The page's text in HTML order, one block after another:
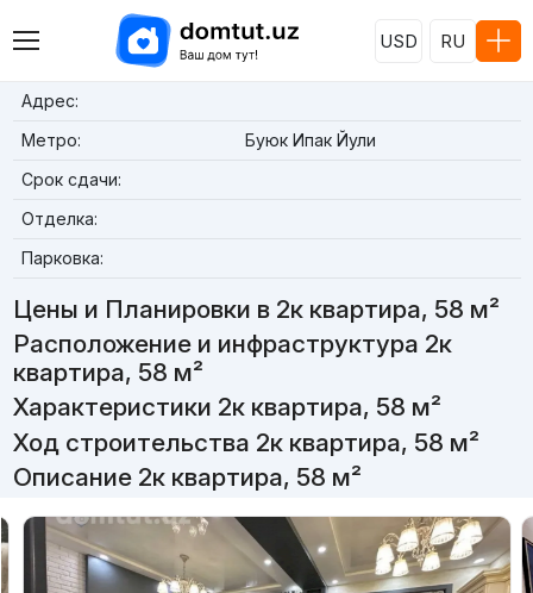
USD RU
Адрес:
Метро:
Буюк Ипак Йули
Срок сдачи:
Отделка:
Парковка:
Цены и Планировки в 2к квартира, 58 м²
Расположение и инфраструктура 2к
квартира, 58 м²
Характеристики 2к квартира, 58 м²
Ход строительства 2к квартира, 58 м²
Описание 2к квартира, 58 м²